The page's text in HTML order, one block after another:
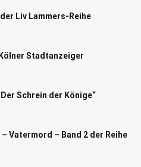
Liv Lammers-Reihe
Stadtanzeiger
Schrein der Könige“
Vatermord – Band 2 der Reihe